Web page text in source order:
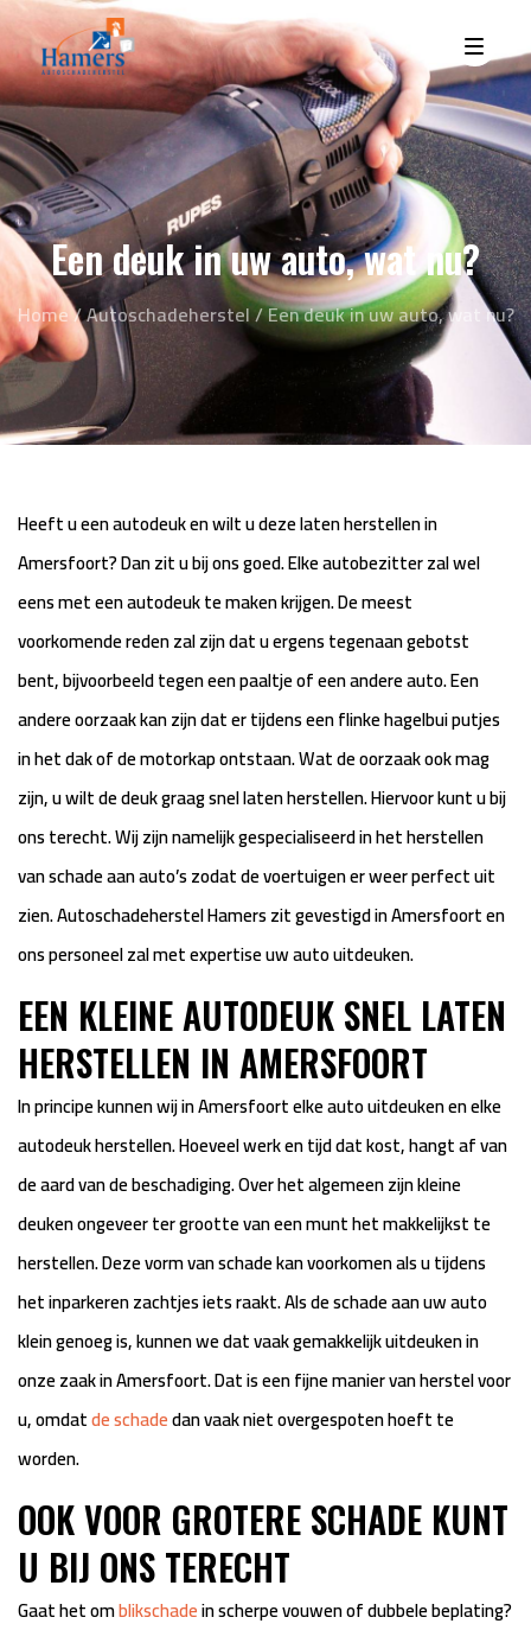
Een deuk in uw auto, wat nu?
Home/Autoschadeherstel/Een deuk in uw auto, wat nu?
Heeft u een autodeuk en wilt u deze laten herstellen in
Amersfoort? Dan zit u bij ons goed. Elke autobezitter zal wel
eens met een autodeuk te maken krijgen. De meest
voorkomende reden zal zijn dat u ergens tegenaan gebotst
bent, bijvoorbeeld tegen een paaltje of een andere auto. Een
andere oorzaak kan zijn dat er tijdens een flinke hagelbui putjes
in het dak of de motorkap ontstaan. Wat de oorzaak ook mag
zijn, u wilt de deuk graag snel laten herstellen. Hiervoor kunt u bij
ons terecht. Wij zijn namelijk gespecialiseerd in het herstellen
van schade aan auto’s zodat de voertuigen er weer perfect uit
zien. Autoschadeherstel Hamers zit gevestigd in Amersfoort en
ons personeel zal met expertise uw auto uitdeuken.
EEN KLEINE AUTODEUK SNEL LATEN
HERSTELLEN IN AMERSFOORT
In principe kunnen wij in Amersfoort elke auto uitdeuken en elke
autodeuk herstellen. Hoeveel werk en tijd dat kost, hangt af van
de aard van de beschadiging. Over het algemeen zijn kleine
deuken ongeveer ter grootte van een munt het makkelijkst te
herstellen. Deze vorm van schade kan voorkomen als u tijdens
het inparkeren zachtjes iets raakt. Als de schade aan uw auto
klein genoeg is, kunnen we dat vaak gemakkelijk uitdeuken in
onze zaak in Amersfoort. Dat is een fijne manier van herstel voor
u, omdatde schadedan vaak niet overgespoten hoeft te
worden.
OOK VOOR GROTERE SCHADE KUNT
U BIJ ONS TERECHT
Gaat het omblikschadein scherpe vouwen of dubbele beplating?